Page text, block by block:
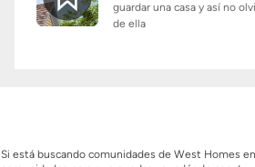
guardar una casa y así no
de ella
Si está buscando comunidades de West Homes